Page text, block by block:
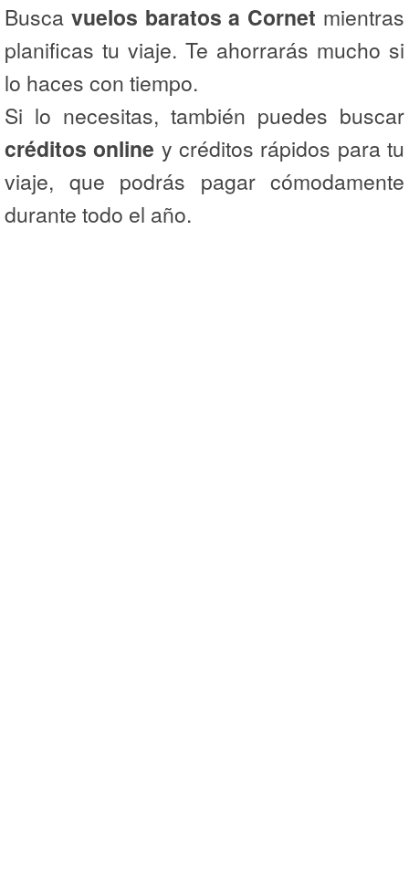
Busca vuelos baratos a Cornet mientras
planificas tu viaje. Te ahorrarás mucho si
lo haces con tiempo.
Si lo necesitas, también puedes buscar
créditos online y créditos rápidos para tu
viaje, que podrás pagar cómodamente
durante todo el año.